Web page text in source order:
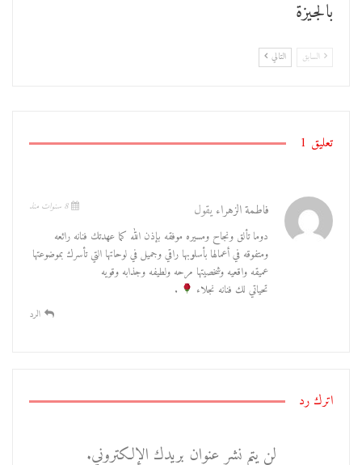
بالجيزة
السابق التالي
تعليق 1
فاطمة الزهراءيقول
دوما تألق ونجاح ومسيره موفقه بإذن الله كما عهدتك فنانه رائعه
ومتفوقه في أعمالها بأسلوبها راقي وجميل في لوحاتها التي تأسرك بموضوعتها
عميقه واقعيه وشخصيتها مرحه ولطيفه وجذابه وقويه
تحياتي لك فنانه نجلاء
.
الرد
اترك رد
لن يتم نشر عنوان بريدك الإلكتروني.